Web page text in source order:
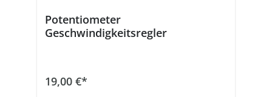
Potentiometer
Geschwindigkeitsregler
19,00 €*